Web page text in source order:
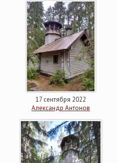
17 сентября 2022
Александр Антонов